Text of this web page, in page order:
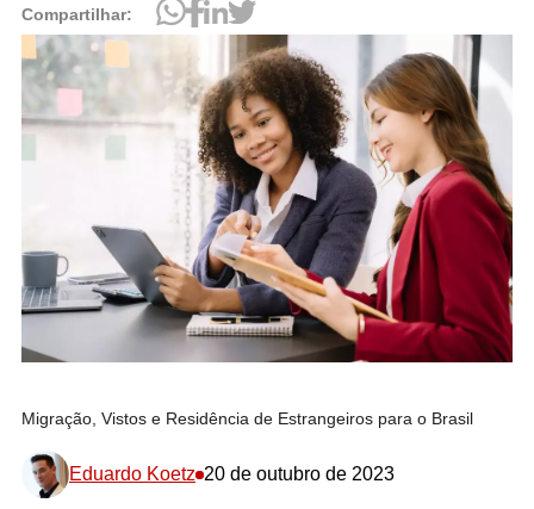
Compartilhar:
Migração, Vistos e Residência de Estrangeiros para o Brasil
Eduardo Koetz 20 de outubro de 2023